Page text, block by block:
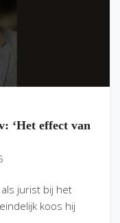
‘Het effect van
jurist bij het
koos hij